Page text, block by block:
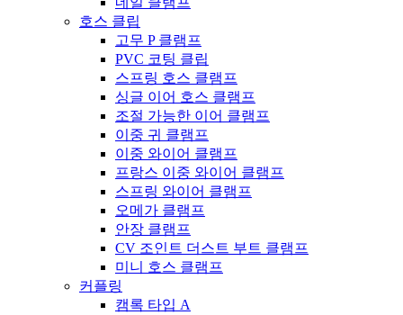
호스 클립
고무 P 클램프
PVC 코팅 클립
스프링 호스 클램프
싱글 이어 호스 클램프
조절 가능한 이어 클램프
이중 귀 클램프
이중 와이어 클램프
프랑스 이중 와이어 클램프
스프링 와이어 클램프
오메가 클램프
안장 클램프
CV 조인트 더스트 부트 클램프
미니 호스 클램프
커플링
캠록 타입 A